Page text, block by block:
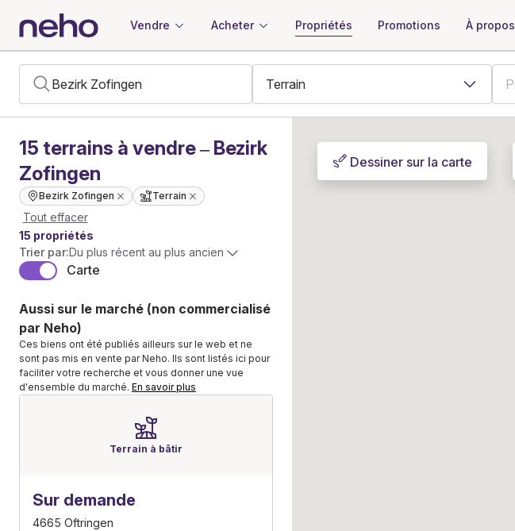
Vendre Acheter Propriétés Promotions À propos
15 terrains à vendre – Bezirk
Zofingen
Bezirk Zofingen Terrain
Tout effacer
15 propriétés
Trier par:Du plus récent au plus ancien
Carte
Aussi sur le marché (non commercialisé
par Neho)
Ces biens ont été publiés ailleurs sur le web et ne
sont pas mis en vente par Neho. Ils sont listés ici pour
faciliter votre recherche et vous donner une vue
d'ensemble du marché. En savoir plus
Terrain à bâtir
Sur demande
4665 Oftringen
Dessiner sur la carte